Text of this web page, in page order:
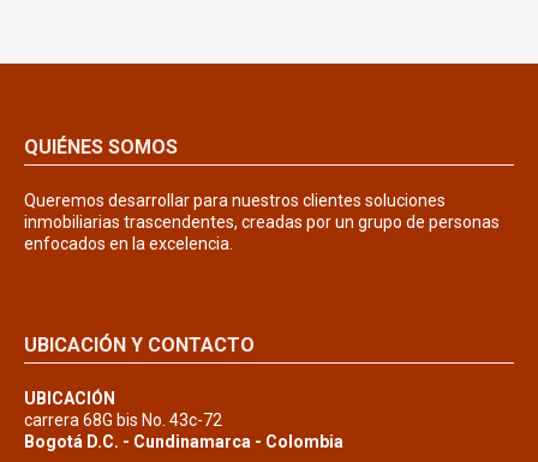
QUIÉNES SOMOS
Queremos desarrollar para nuestros clientes soluciones
inmobiliarias trascendentes, creadas por un grupo de personas
enfocados en la excelencia.
UBICACIÓN Y CONTACTO
UBICACIÓN
carrera 68G bis No. 43c-72
Bogotá D.C. - Cundinamarca - Colombia